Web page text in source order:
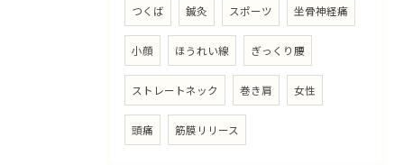
つくば 鍼灸 スポーツ 坐骨神経痛
小顔 ほうれい線 ぎっくり腰
ストレートネック 巻き肩 女性
頭痛 筋膜リリース